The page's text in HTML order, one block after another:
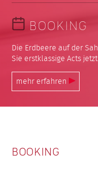
BOOKING
Die Erdbeere auf der
Sie erstklassige Acts
mehr erfahren
BOOKING